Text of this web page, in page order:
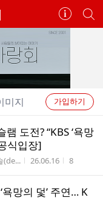
카
페
기
개
별
가입하기
미지
도전? “KBS ‘욕망
식입장]
(de... 작성시간
26.06.16 조회수
8
욕망의 덫’ 주연… K